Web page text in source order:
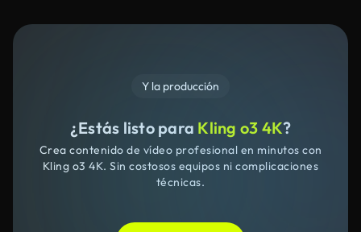
Y la producción
¿Estás listo para Kling o3 4K?
Crea contenido de vídeo profesional en minutos con
Kling o3 4K. Sin costosos equipos ni complicaciones
técnicas.